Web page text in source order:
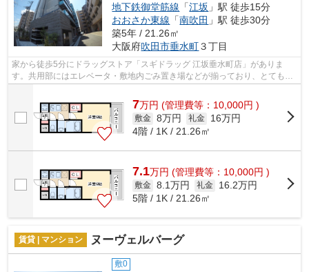
地下鉄御堂筋線 「江坂 」駅 徒歩15分
おおさか東線 「南吹田 」駅 徒歩30分
築5年 / 21.26㎡
大阪府吹田市垂水町３丁目
家から徒歩5分にドラッグストア「スギドラッグ 江坂垂水町店」がありま
す。共用部にはエレベータ・敷地内ごみ置き場などが揃っており、とても充
7万円 (管理費等：10,000円 )
敷金 8万円 礼金
16万円
4階 / 1K / 21.26㎡
7.1万円 (管理費等：10,000円 )
敷金 8.1万円 礼金
16.2万円
5階 / 1K / 21.26㎡
賃貸 | マンション ヌーヴェルバーグ
敷0